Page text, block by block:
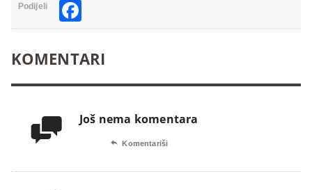
Podijeli
KOMENTARI
 Još nema komentara
 Komentariši